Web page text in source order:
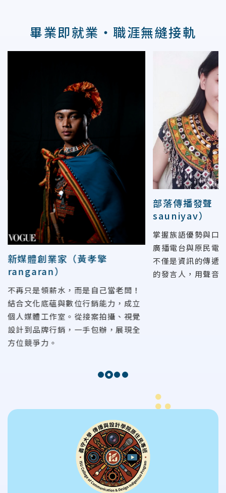
畢業即就業・職涯無縫接軌
新媒體創業家（黃孝擎
rangaran）
不再只是領薪水，而是自己當老闆！
結合文化底蘊與數位行銷能力，成立
個人媒體工作室。從接案拍攝、視覺
設計到品牌行銷，一手包辦，展現全
方位競爭力。
部落傳播發聲（
sauniyav）
掌握族語優勢與口
廣播電台與原民電
不僅是資訊的傳遞
的發言人，用聲音